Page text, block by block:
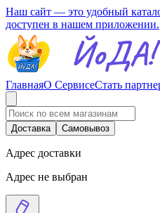
Наш сайт — это удобный
доступен в нашем приложении.
ГлавнаяО СервисеСтать
Доставка Самовывоз
Адрес доставки
Адрес не выбран